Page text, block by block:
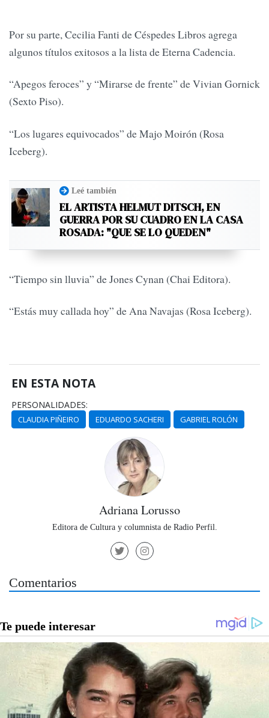
Por su parte, Cecilia Fanti de Céspedes Libros agrega
algunos títulos exitosos a la lista de Eterna Cadencia.
“Apegos feroces” y “Mirarse de frente” de Vivian Gornick
(Sexto Piso).
“Los lugares equivocados” de Majo Moirón (Rosa
Iceberg).
Leé también
EL ARTISTA HELMUT DITSCH, EN
GUERRA POR SU CUADRO EN LA CASA
ROSADA: "QUE SE LO QUEDEN"
“Tiempo sin lluvia” de Jones Cynan (Chai Editora).
“Estás muy callada hoy” de Ana Navajas (Rosa Iceberg).
EN ESTA NOTA
PERSONALIDADES:
CLAUDIA PIÑEIRO EDUARDO SACHERI GABRIEL ROLÓN
Adriana Lorusso
Editora de Cultura y columnista de Radio Perfil.
Comentarios